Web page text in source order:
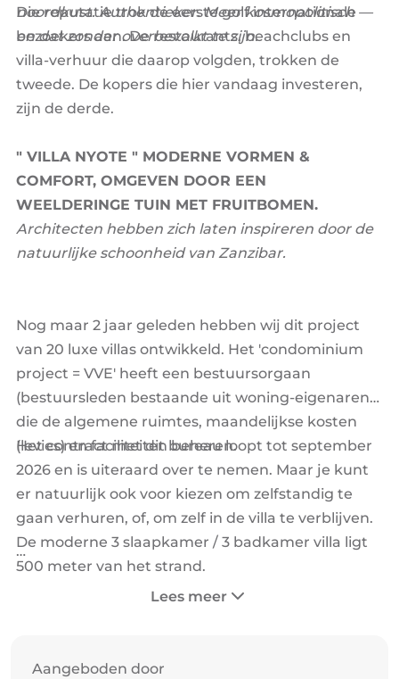
Die reputatie trok de eerste golf internationale
bezoekers aan. De restaurants, beachclubs en
villa-verhuur die daarop volgden, trokken de
tweede. De kopers die hier vandaag investeren,
zijn de derde.
noordkust. Authentieker. Meer kosmopolitisch —
en dat zonder overbevolkt te zijn.
" VILLA NYOTE " MODERNE VORMEN &
COMFORT, OMGEVEN DOOR EEN
WEELDERINGE TUIN MET FRUITBOMEN.
Architecten hebben zich laten inspireren door de
natuurlijke schoonheid van Zanzibar.
Nog maar 2 jaar geleden hebben wij dit project
van 20 luxe villas ontwikkeld. Het 'condominium
project = VVE' heeft een bestuursorgaan
(bestuursleden bestaande uit woning-eigenaren)
die de algemene ruimtes, maandelijkse kosten
(levies) en faciliteiten beheren.
De moderne 3 slaapkamer / 3 badkamer villa ligt
500 meter van het strand.
De villa wordt momenteel goed verhuurd door
Het contract met dit bureau loopt tot september
2026 en is uiteraard over te nemen. Maar je kunt
er natuurlijk ook voor kiezen om zelfstandig te
gaan verhuren, of, om zelf in de villa te verblijven.
Lees meer
Aangeboden door